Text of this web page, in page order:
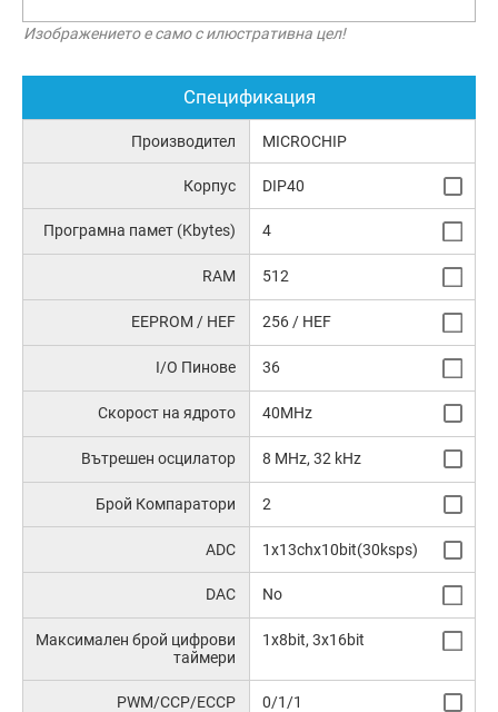
Изображението е само с илюстративна цел!
Спецификация
Производител MICROCHIP
Корпус DIP40
Програмна памет (Kbytes) 4
RAM 512
EEPROM / HEF 256 / HEF
I/O Пинове 36
Скорост на ядрото 40MHz
Вътрешен осцилатор 8 MHz, 32 kHz
Брой Компаратори 2
ADC 1x13chx10bit(30ksps)
DAC No
Максимален брой цифрови
таймери
1x8bit, 3x16bit
PWM/CCP/ECCP 0/1/1